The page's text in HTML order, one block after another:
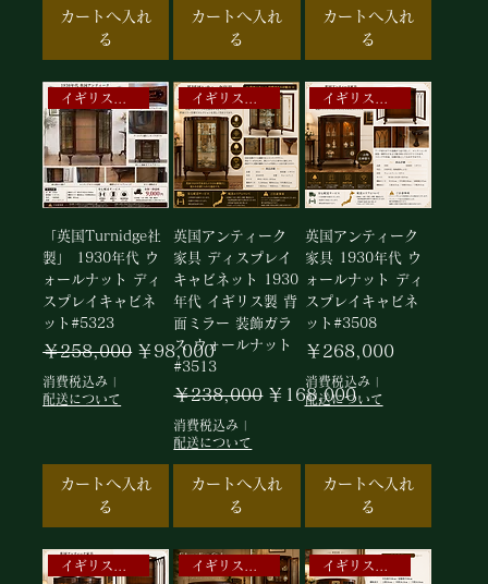
カートへ入れ
る
カートへ入れ
る
カートへ入れ
る
「英国Turnidge社
製」 1930年代 ウ
ォールナット ディ
スプレイキャビネ
ット#5323
通常価格
￥258,000 セール価格
￥98,000
消費税込み |
配送について
カートへ入れ
る
英国アンティーク
家具 ディスプレイ
キャビネット 1930
年代 イギリス製 背
面ミラー 装飾ガラ
ス ウォールナット
#3513
通常価格
￥238,000 セール価格
￥168,000
消費税込み |
配送について
カートへ入れ
る
英国アンティーク
家具 1930年代 ウ
ォールナット ディ
スプレイキャビネ
ット#3508
価格
￥268,000
消費税込み|
配送について
カートへ入れ
る